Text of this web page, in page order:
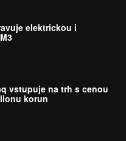
elektrickou i
vstupuje na trh s cenou
korun